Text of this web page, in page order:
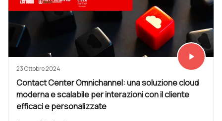
Vedi subito
play_arrow
23 Ottobre 2024
Contact Center Omnichannel: una soluzione cloud
moderna e scalabile per interazioni con il cliente
efficaci e personalizzate